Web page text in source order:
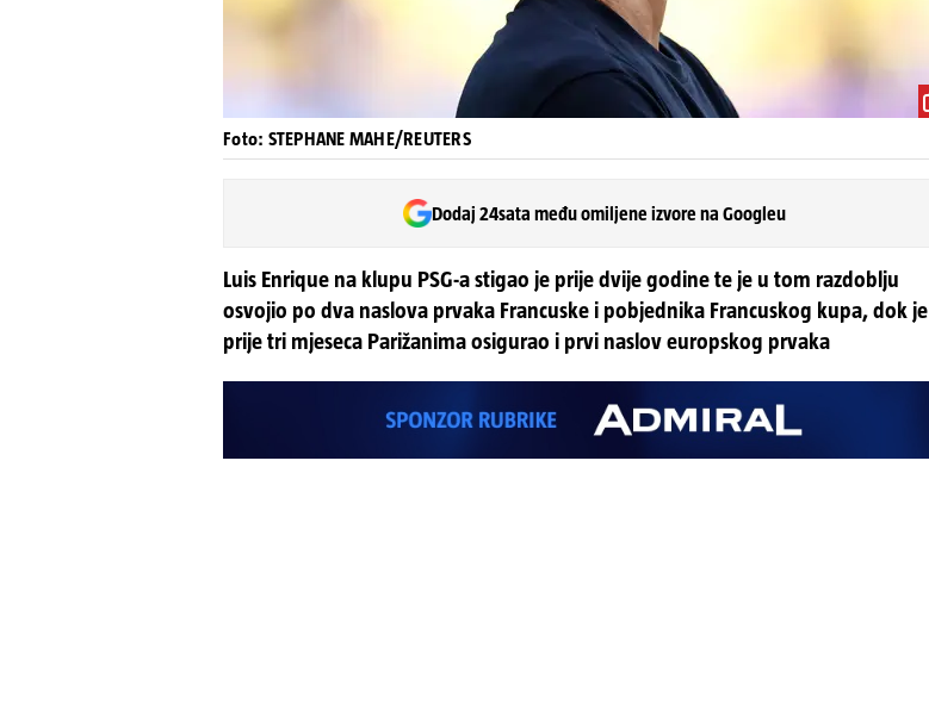
Foto: STEPHANE MAHE/REUTERS
Dodaj 24sata među omiljene izvore na Googleu
Luis Enrique na klupu PSG-a stigao je prije dvije godine te je u tom razdoblju
osvojio po dva naslova prvaka Francuske i pobjednika Francuskog kupa, dok je
prije tri mjeseca Parižanima osigurao i prvi naslov europskog prvaka